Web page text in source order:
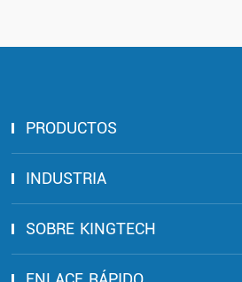
PRODUCTOS
INDUSTRIA
SOBRE KINGTECH